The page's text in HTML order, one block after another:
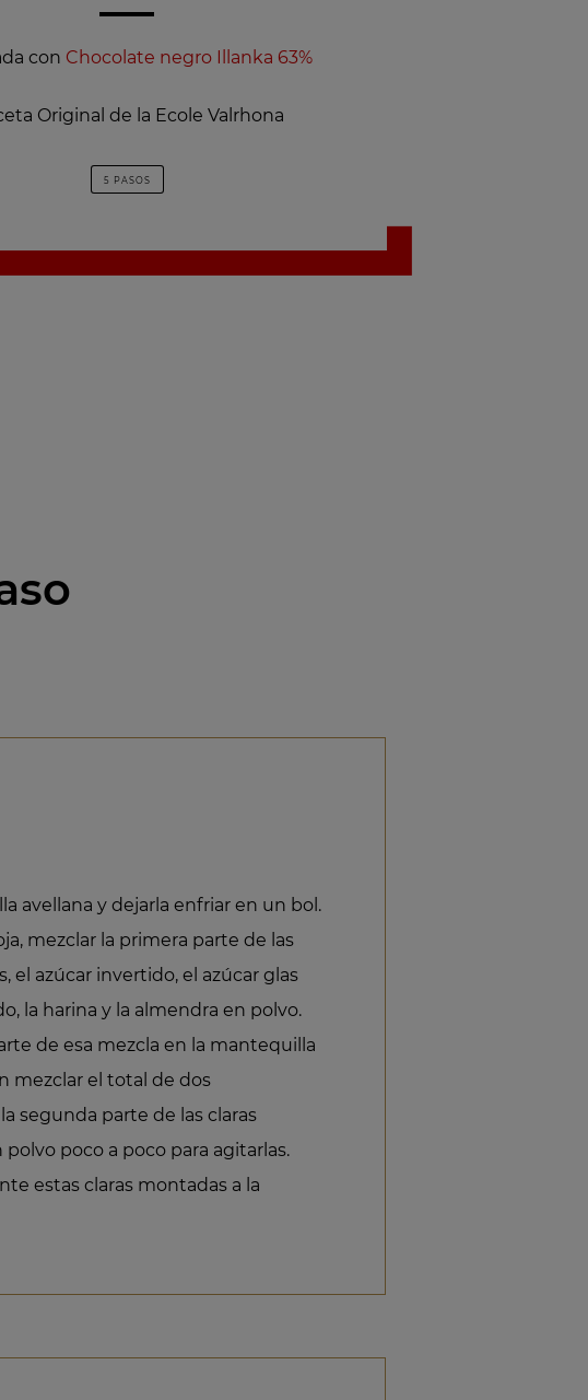
con Chocolate negro Illanka 63%
Original de la Ecole Valrhona
5 PASOS
avellana y dejarla enfriar en un bol.
mezclar la primera parte de las
el azúcar invertido, el azúcar glas
la harina y la almendra en polvo.
de esa mezcla en la mantequilla
mezclar el total de dos
segunda parte de las claras
poco a poco para agitarlas.
estas claras montadas a la